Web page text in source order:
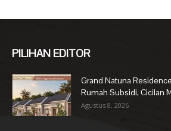
PILIHAN EDITOR
Grand Natuna
Rumah Subsidi, Cicilan
Agustus 8, 2026